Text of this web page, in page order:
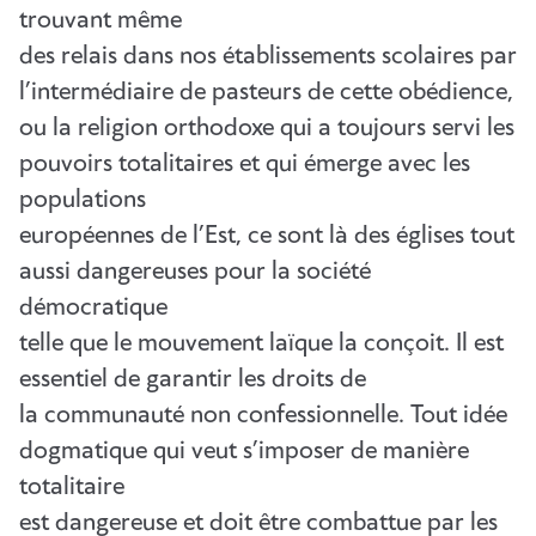
trouvant même
des relais dans nos établissements scolaires par
l’intermédiaire de pasteurs de cette obédience,
ou la religion orthodoxe qui a toujours servi les
pouvoirs totalitaires et qui émerge avec les
populations
européennes de l’Est, ce sont là des églises tout
aussi dangereuses pour la société
démocratique
telle que le mouvement laïque la conçoit. Il est
essentiel de garantir les droits de
la communauté non confessionnelle. Tout idée
dogmatique qui veut s’imposer de manière
totalitaire
est dangereuse et doit être combattue par les